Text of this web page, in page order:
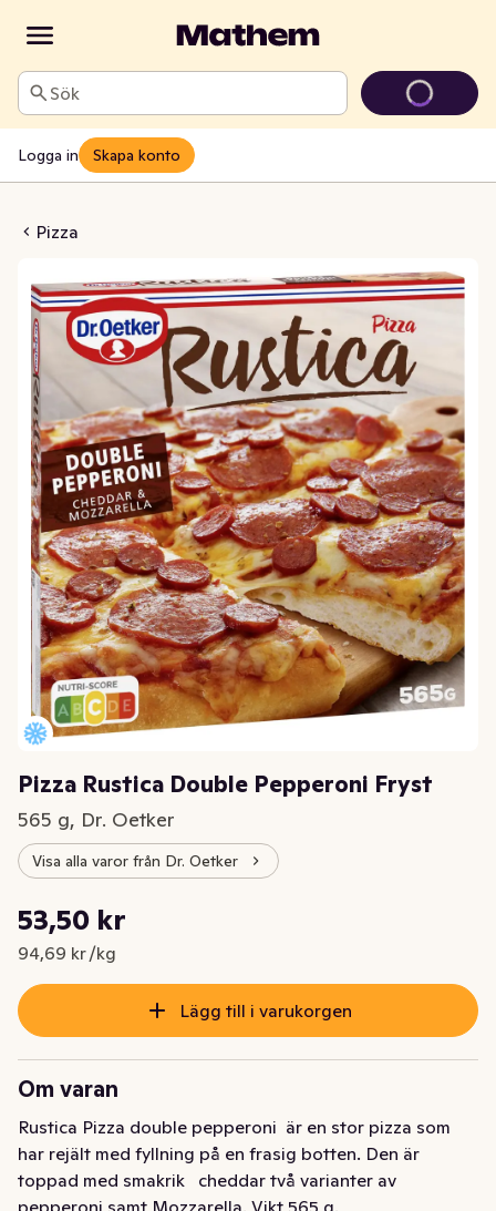
Sök
Logga in Skapa konto
Pizza
Pepperoni Fryst
Pizza Rustica Double Pepperoni Fryst
565 g, Dr. Oetker
Visa alla varor från Dr. Oetker
Nuvarande pris är: 53,50 kr
53,50 kr
94,69 kr /kg
Styckpris: 94,69 kr /kg
Lägg till i varukorgen
Om varan
Rustica Pizza double pepperoni  är en stor pizza som
har rejält med fyllning på en frasig botten. Den är
toppad med smakrik   cheddar två varianter av